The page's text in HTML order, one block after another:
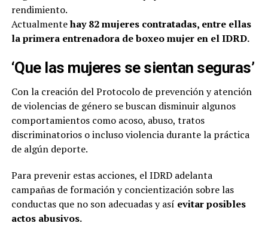
rendimiento.
Actualmentehay 82 mujeres contratadas, entre ellas
la primera entrenadora de boxeo mujer en el IDRD.
‘Que las mujeres se sientan seguras’
Con la creación del Protocolo de prevención y atención
de violencias de género se buscan disminuir algunos
comportamientos como acoso, abuso, tratos
discriminatorios o incluso violencia durante la práctica
de algún deporte.
Para prevenir estas acciones, el IDRD adelanta
campañas de formación y concientización sobre las
conductas que no son adecuadas y así evitar posibles
actos abusivos.